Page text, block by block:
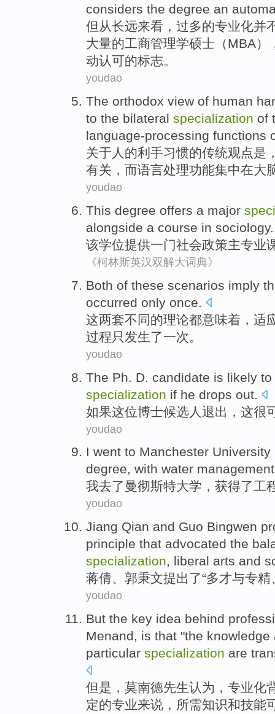
considers the degree an
但 从长远来看， 过多的专业化并
大量的工商管理学硕士（MBA）
动认可的标志。
youdao
The orthodox view of human
to the bilateral specialization of
language-processing functions
关于 人 的利 手习惯的传统观点是
有关，而语言处理功能集中在大
youdao
This degree offers a major
alongside a course in sociology.
该学位提供一门社会政策主专业
《柯林斯英汉双解大词典》
Both of these scenarios imply
occurred only once.
这两套不同的理论都意味着 ，适
过程只 发生了一次。
youdao
The Ph. D. candidate is likely to
specialization if he drops out
如果这位博士候选人 退出，这很
youdao
I went to Manchester University
degree, with water management
我去了 曼彻斯特大学 ， 获得了工
youdao
Jiang Qian and Guo Bingwen
principle that advocated the
specialization, liberal arts and
蒋倩、 郭秉文提出了“多才与专精
youdao
But the key idea behind
Menand, is that "the knowledge
particular specialization are
但是 ， 莫南德先生认为 ， 专业化
定的专业来说， 所需知识和技能